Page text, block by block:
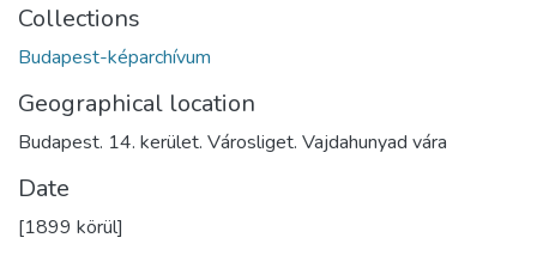
Collections
Budapest-képarchívum
Geographical location
Budapest. 14. kerület. Városliget. Vajdahunyad vára
Date
[1899 körül]